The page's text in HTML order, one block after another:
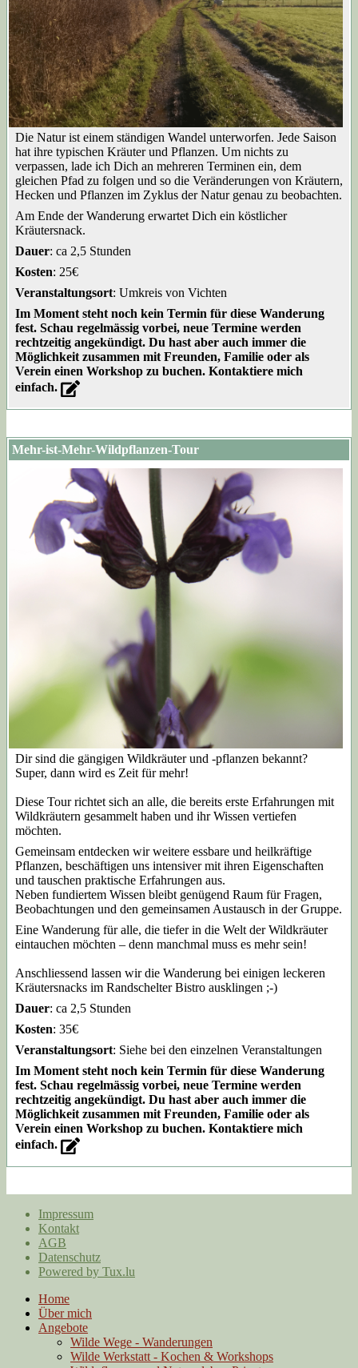
Die Natur ist einem ständigen Wandel unterworfen. Jede Saison
hat ihre typischen Kräuter und Pflanzen. Um nichts zu
verpassen, lade ich Dich an mehreren Terminen ein, dem
gleichen Pfad zu folgen und so die Veränderungen von Kräutern,
Hecken und Pflanzen im Zyklus der Natur genau zu beobachten.
Am Ende der Wanderung erwartet Dich ein köstlicher
Kräutersnack.
Dauer: ca 2,5 Stunden
Kosten: 25€
Veranstaltungsort: Umkreis von Vichten
Im Moment steht noch kein Termin für diese Wanderung
fest. Schau regelmässig vorbei, neue Termine werden
rechtzeitig angekündigt. Du hast aber auch immer die
Möglichkeit zusammen mit Freunden, Familie oder als
Verein einen Workshop zu buchen. Kontaktiere mich
einfach.
Mehr-ist-Mehr-Wildpflanzen-Tour
Dir sind die gängigen Wildkräuter und -pflanzen bekannt?
Super, dann wird es Zeit für mehr!
Diese Tour richtet sich an alle, die bereits erste Erfahrungen mit
Wildkräutern gesammelt haben und ihr Wissen vertiefen
möchten.
Gemeinsam entdecken wir weitere essbare und heilkräftige
Pflanzen, beschäftigen uns intensiver mit ihren Eigenschaften
und tauschen praktische Erfahrungen aus.
Neben fundiertem Wissen bleibt genügend Raum für Fragen,
Beobachtungen und den gemeinsamen Austausch in der Gruppe.
Eine Wanderung für alle, die tiefer in die Welt der Wildkräuter
eintauchen möchten – denn manchmal muss es mehr sein!
Anschliessend lassen wir die Wanderung bei einigen leckeren
Kräutersnacks im Randschelter Bistro ausklingen ;-)
Dauer: ca 2,5 Stunden
Kosten: 35€
Veranstaltungsort: Siehe bei den einzelnen Veranstaltungen
Im Moment steht noch kein Termin für diese Wanderung
fest. Schau regelmässig vorbei, neue Termine werden
rechtzeitig angekündigt. Du hast aber auch immer die
Möglichkeit zusammen mit Freunden, Familie oder als
Verein einen Workshop zu buchen. Kontaktiere mich
einfach.
Impressum
Kontakt
AGB
Datenschutz
Powered by Tux.lu
Home
Über mich
Angebote
Wilde Wege - Wanderungen
Wilde Werkstatt - Kochen & Workshops